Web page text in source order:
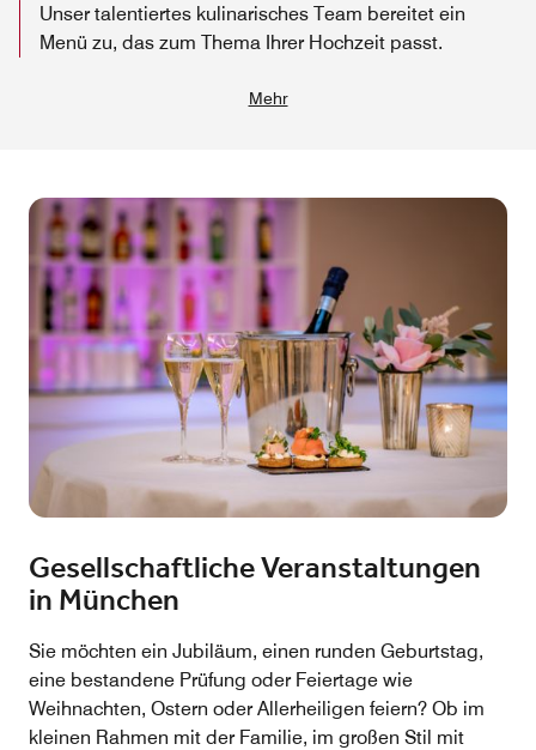
Unser talentiertes kulinarisches Team bereitet ein
Menü zu, das zum Thema Ihrer Hochzeit passt.
Mehr
Gesellschaftliche Veranstaltungen
in München
Sie möchten ein Jubiläum, einen runden Geburtstag,
eine bestandene Prüfung oder Feiertage wie
Weihnachten, Ostern oder Allerheiligen feiern? Ob im
kleinen Rahmen mit der Familie, im großen Stil mit